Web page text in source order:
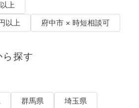
上
以上
府中市 × 時短相談可
探す
群馬県
埼玉県